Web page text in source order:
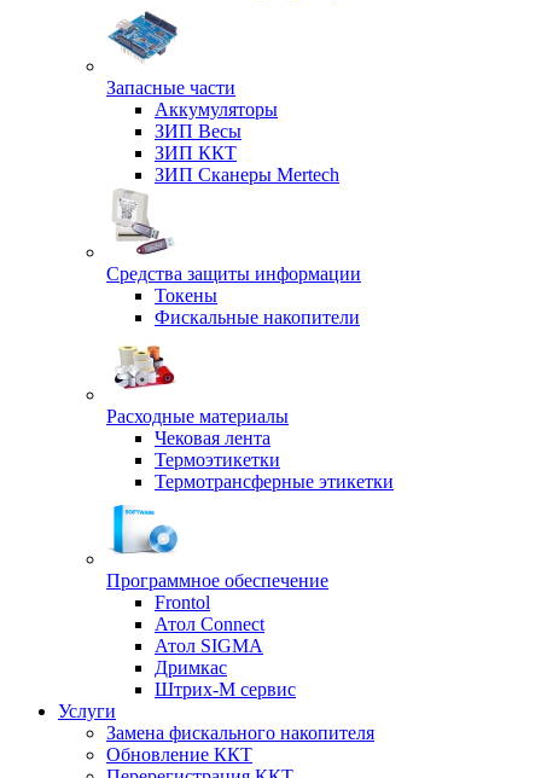
Запасные части
Аккумуляторы
ЗИП Весы
ЗИП ККТ
ЗИП Сканеры Mertech
Средства защиты информации
Токены
Фискальные накопители
Расходные материалы
Чековая лента
Термоэтикетки
Термотрансферные этикетки
Программное обеспечение
Frontol
Атол Connect
Атол SIGMA
Дримкас
Штрих-М сервис
Услуги
Замена фискального накопителя
Обновление ККТ